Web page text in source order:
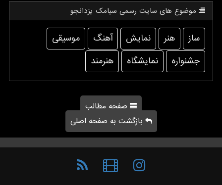
موضوع های سایت رسمی سیامك یزدانجو
ساز هنر نمایش آهنگ
موسیقی
جشنواره
نمایشگاه هنرمند
صفحه مطالب
بازگشت به صفحه اصلی